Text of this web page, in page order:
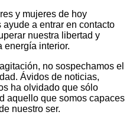
y mujeres de hoy
a entrar en contacto
nuestra libertad y
energía interior.
no sospechamos el
Ávidos de noticias,
ha olvidado que sólo
aquello que somos capaces
nuestro ser.